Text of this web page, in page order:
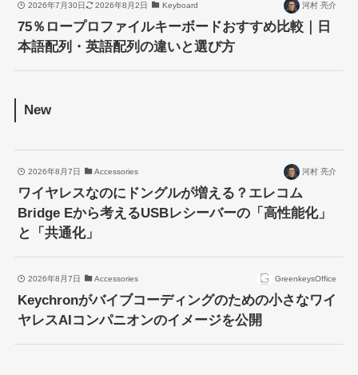
2026年7月30日 2026年8月2日 Keyboard 河村 亮介
75％ロープロファイルキーボードおすすめ比較｜日
本語配列・英語配列の違いと選び方
New
2026年8月7日 Accessories 河村 亮介
ワイヤレスなのにドングルが増える？エレコム
Bridge Eから考えるUSBレシーバーの「高性能化」
と「共通化」
2026年8月7日 Accessories GreenkeysOffice
Keychronがバイブコーディングのための小さなワイ
ヤレスAIコンパニオンのイメージを公開